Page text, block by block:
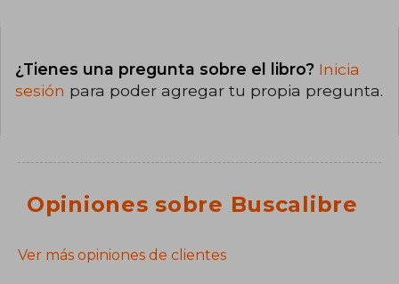
¿Tienes una pregunta sobre el libro? Inicia
sesión para poder agregar tu propia pregunta.
Opiniones sobre Buscalibre
Ver más opiniones de clientes